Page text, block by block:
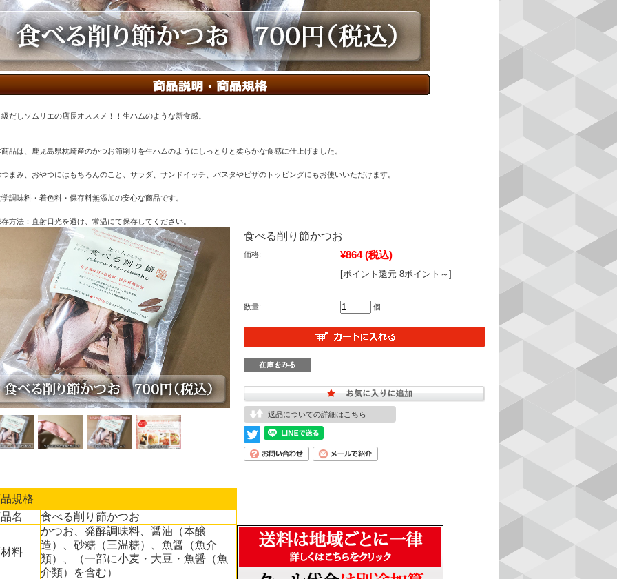
だしソムリエの店長オススメ！！生ハムのような新食感。
品は、鹿児島県枕崎産のかつお節削りを生ハムのようにしっとりと柔らかな食感に仕上げました。
まみ、おやつにはもちろんのこと、サラダ、サンドイッチ、パスタやピザのトッピングにもお使いいただけます。
調味料・着色料・保存料無添加の安心な商品です。
方法：直射日光を避け、常温にて保存してください。
食べる削り節かつお
価格: ¥864 (税込)
[ポイント還元 8ポイント～]
数量: 個
返品についての詳細はこちら
規格
名
食べる削り節かつお
料
かつお、発酵調味料、醤油（本醸
造）、砂糖（三温糖）、魚醤（魚介
類）、（一部に小麦・大豆・魚醤（魚
介類）を含む）